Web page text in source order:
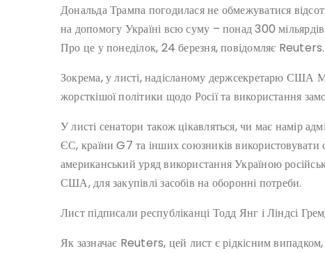
Дональда Трампа погодилася не обмежуватися
на допомогу Україні всю суму – понад 300
Про це у понеділок, 24 березня, повідомляє Reuters.
Зокрема, у листі, надісланому держсекретарю США
жорсткішої політики щодо Росії та використання
У листі сенатори також цікавляться, чи має намір
ЄС, країни G7 та інших союзників використовувати
американський уряд використання Україною
США, для закупівлі засобів на оборонні потреби.
Лист підписали республіканці Тодд Янг і Ліндсі
Як зазначає Reuters, цей лист є рідкісним випадком,